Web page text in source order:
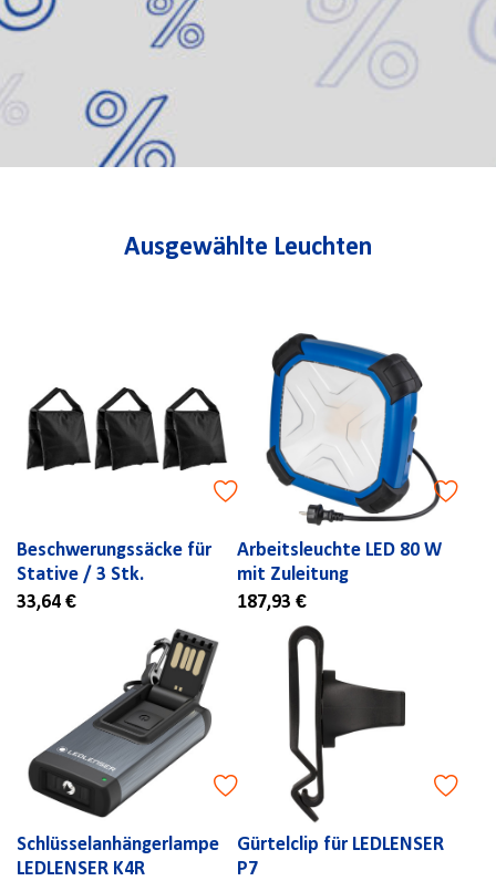
Ausgewählte Leuchten
Beschwerungssäcke für
Stative / 3 Stk.
33,64 €
Arbeitsleuchte LED 80 W
mit Zuleitung
187,93 €
Schlüsselanhängerlampe
LEDLENSER K4R
Gürtelclip für LEDLENSER
P7